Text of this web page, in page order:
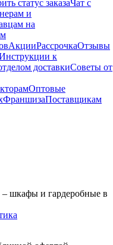
статус заказаЧат с
и
на
АкцииРассрочкаОтзывы
к
доставкиСоветы от
Оптовые
ФраншизаПоставщикам
шкафы и гардеробные в